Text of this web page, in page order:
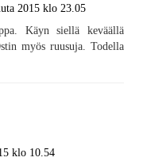
2015 klo 23.05
Käyn siellä keväällä
myös ruusuja. Todella
klo 10.54